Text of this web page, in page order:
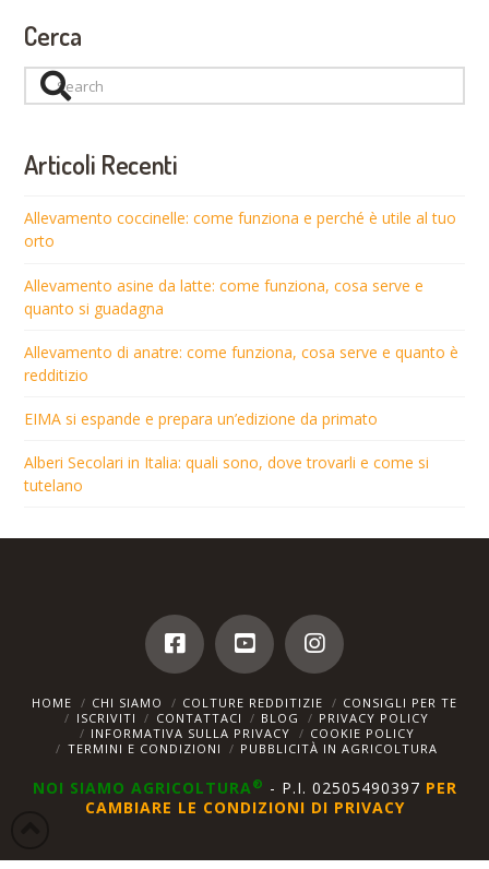
Cerca
Search
Articoli Recenti
Allevamento coccinelle: come funziona e perché è utile al tuo
orto
Allevamento asine da latte: come funziona, cosa serve e
quanto si guadagna
Allevamento di anatre: come funziona, cosa serve e quanto è
redditizio
EIMA si espande e prepara un’edizione da primato
Alberi Secolari in Italia: quali sono, dove trovarli e come si
tutelano
HOME CHI SIAMO COLTURE REDDITIZIE
CONSIGLI PER TE
ISCRIVITI
CONTATTACI BLOG
PRIVACY POLICY
INFORMATIVA SULLA PRIVACY
COOKIE POLICY
TERMINI E CONDIZIONI
PUBBLICITÀ IN AGRICOLTURA
NOI SIAMO AGRICOLTURA® - P.I. 02505490397 PER
CAMBIARE LE CONDIZIONI DI PRIVACY